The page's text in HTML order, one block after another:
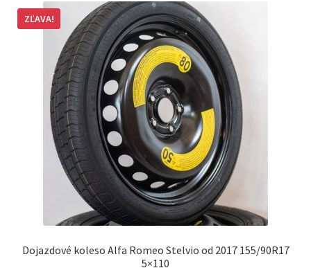
Dojazdové koleso Alfa Romeo Stelvio od 2017 155/90R17
5×110
ZĽAVA!